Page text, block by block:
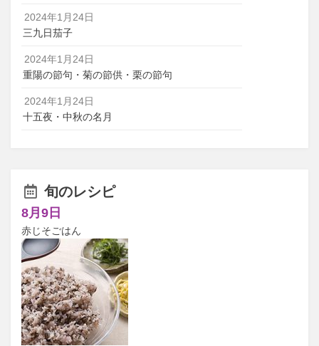
2024年1月24日
三九日茄子
2024年1月24日
重陽の節句・菊の節供・栗の節句
2024年1月24日
十五夜・中秋の名月
旬のレシピ
8月9日
赤じそごはん